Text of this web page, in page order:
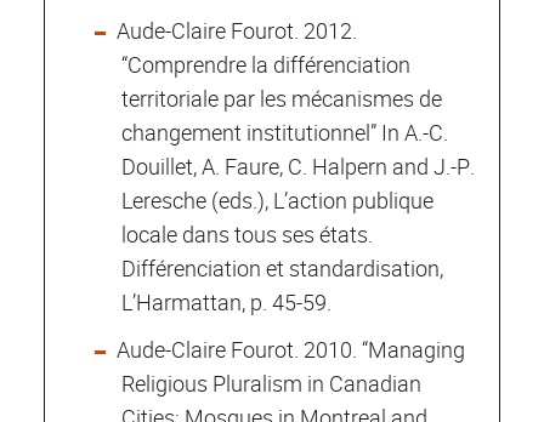
Aude-Claire Fourot. 2012.
“Comprendre la différenciation
territoriale par les mécanismes de
changement institutionnel” In A.-C.
Douillet, A. Faure, C. Halpern and J.-P.
Leresche (eds.), L’action publique
locale dans tous ses états.
Différenciation et standardisation,
L’Harmattan, p. 45-59.
Aude-Claire Fourot. 2010. “Managing
Religious Pluralism in Canadian